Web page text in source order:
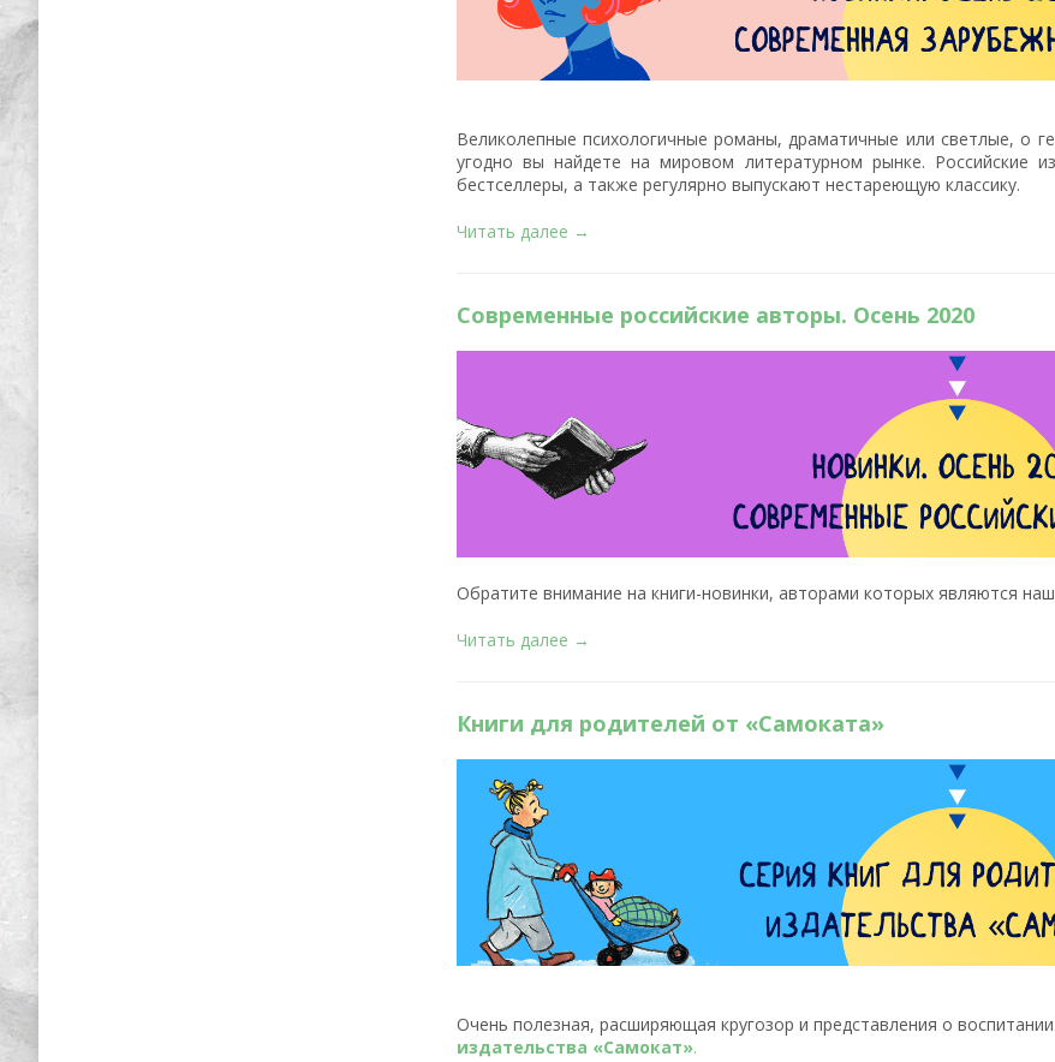
Великолепные психологичные романы, драматичные или светлые, о
угодно вы найдете на мировом литературном рынке. Российские
бестселлеры, а также регулярно выпускают нестареющую классику.
Читать далее →
Современные российские авторы. Осень 2020
Обратите внимание на книги-новинки, авторами которых являются
Читать далее →
Книги для родителей от «Самоката»
Очень полезная, расширяющая кругозор и представления о
издательства «Самокат».